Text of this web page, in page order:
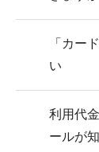
「カー
い
利用代
ールが